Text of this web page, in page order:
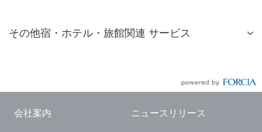
その他宿・ホテル・旅館関連 サービス
会社案内 ニュースリリース